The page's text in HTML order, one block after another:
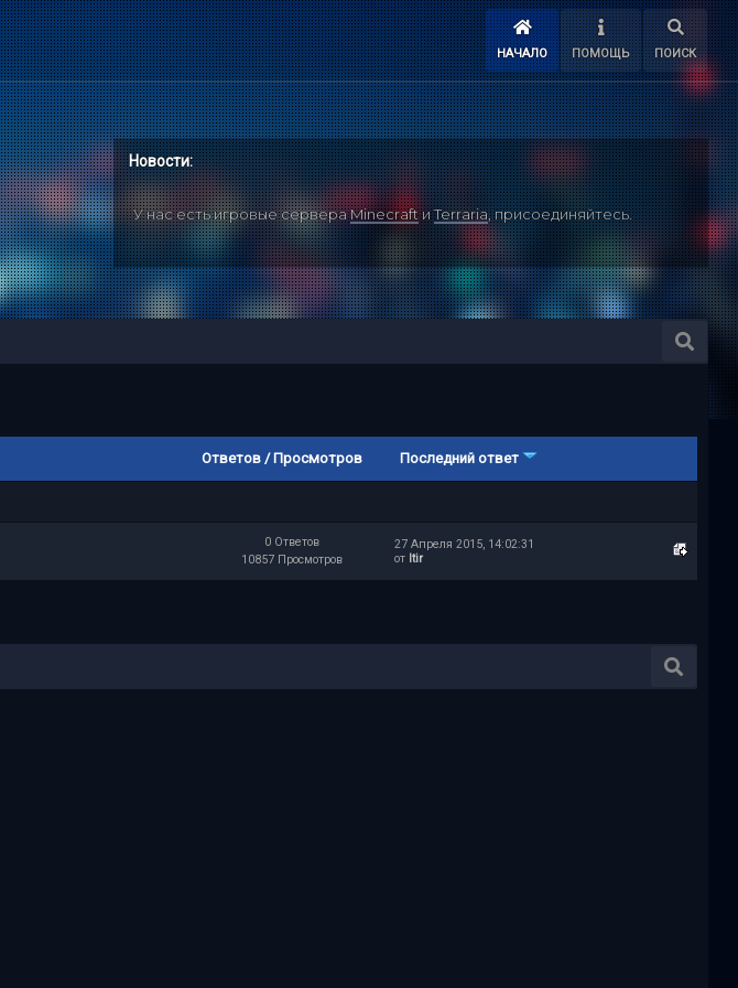
НАЧАЛО ПОМОЩЬ ПОИСК
Новости:
У нас есть игровые сервераMinecraftиTerraria, присоединяйтесь.
Ответов/ Просмотров Последний ответ
0 Ответов
10857 Просмотров
27 Апреля 2015, 14:02:31
от Itir